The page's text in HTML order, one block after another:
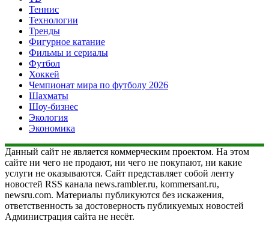
Теннис
Технологии
Тренды
Фигурное катание
Фильмы и сериалы
Футбол
Хоккей
Чемпионат мира по футболу 2026
Шахматы
Шоу-бизнес
Экология
Экономика
Данный сайт не является коммерческим проектом. На этом
сайте ни чего не продают, ни чего не покупают, ни какие
услуги не оказываются. Сайт представляет собой ленту
новостей RSS канала news.rambler.ru, kommersant.ru,
newsru.com. Материалы публикуются без искажения,
ответственность за достоверность публикуемых новостей
Администрация сайта не несёт.